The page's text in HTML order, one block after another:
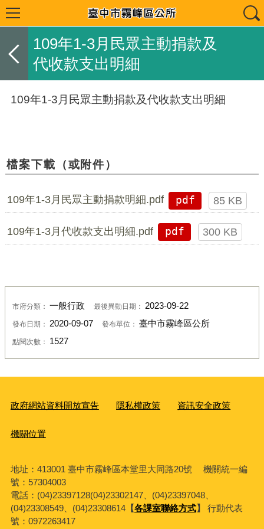
109年1-3月民眾主動捐款及
代收款支出明細
109年1-3月民眾主動捐款及代收款支出明細
檔案下載（或附件）
109年1-3月民眾主動捐款明細.pdf pdf 85 KB
109年1-3月代收款支出明細.pdf pdf 300 KB
市府分類： 一般行政 最後異動日期： 2023-09-22
發布日期： 2020-09-07 發布單位： 臺中市霧峰區公所
點閱次數： 1527
政府網站資料開放宣告 隱私權政策 資訊安全政策
機關位置
地址：413001 臺中市霧峰區本堂里大同路20號 機關統一編
號：57304003
電話：(04)23397128(04)23302147、(04)23397048、
(04)23308549、(04)23308614【各課室聯絡方式】
行動代表
號：0972263417